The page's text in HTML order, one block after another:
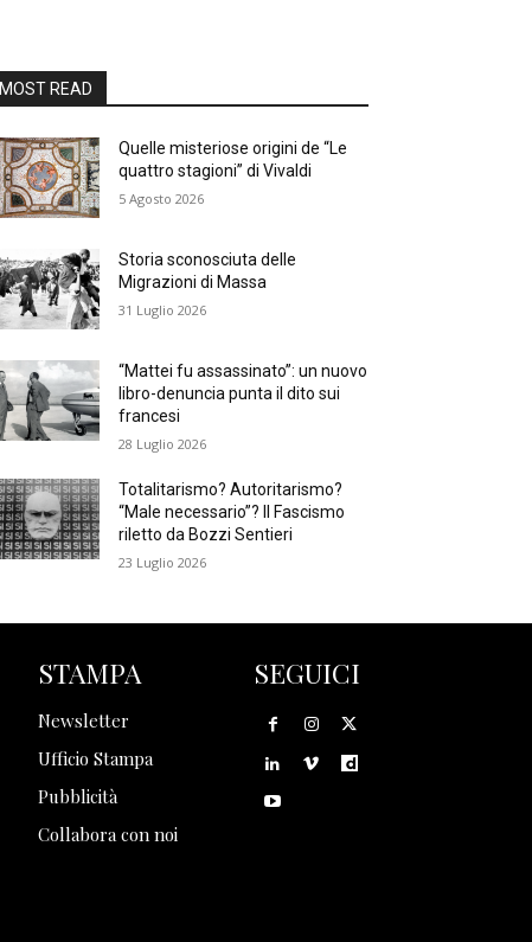
MOST READ
Quelle misteriose origini de “Le
quattro stagioni” di Vivaldi
5 Agosto 2026
Storia sconosciuta delle
Migrazioni di Massa
31 Luglio 2026
“Mattei fu assassinato”: un nuovo
libro-denuncia punta il dito sui
francesi
28 Luglio 2026
Totalitarismo? Autoritarismo?
“Male necessario”? Il Fascismo
riletto da Bozzi Sentieri
23 Luglio 2026
STAMPA
Newsletter
Ufficio Stampa
Pubblicità
Collabora con noi
SEGUICI